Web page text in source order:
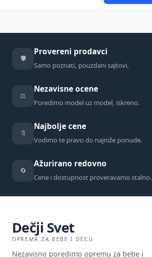
🛡️
Provereni prodavci
Samo poznati, pouzdani sajtovi.
⚖️
Nezavisne ocene
Poredimo model uz model, iskreno.
🔖
Najbolje cene
Vodimo te pravo do najniže ponude.
🔄
Ažurirano redovno
Cene i dostupnost proveravamo stalno.
Dečji Svet
OPREMA ZA BEBE I DECU
Nezavisno poredimo opremu za bebe i